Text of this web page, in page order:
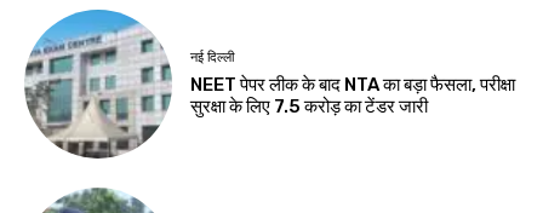
नई दिल्ली
NEET पेपर लीक के बाद NTA का बड़ा फैसला, परीक्षा
सुरक्षा के लिए ₹7.5 करोड़ का टेंडर जारी